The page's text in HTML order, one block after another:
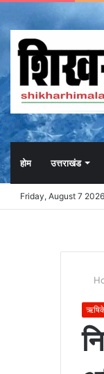
होम उत्तराखंड
Friday, August 7 2026